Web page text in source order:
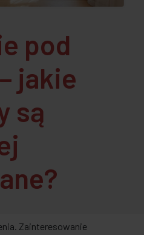
pod
jakie
są
Zainteresowanie